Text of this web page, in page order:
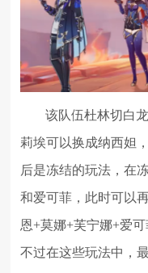
该队伍杜林切白
莉埃可以换成纳西妲
后是冻结的玩法，在
和爱可菲，此时可以
恩+莫娜+芙宁娜+爱
不过在这些玩法中，